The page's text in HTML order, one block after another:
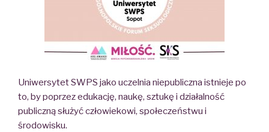
Uniwersytet SWPS jako uczelnia niepubliczna istnieje po
to, by poprzez edukację, naukę, sztukę i działalność
publiczną służyć człowiekowi, społeczeństwu i
środowisku.